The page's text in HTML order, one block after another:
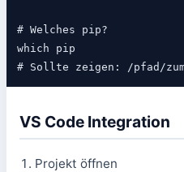
# Welches pip?
which pip
VS Code Integration
Projekt öffnen